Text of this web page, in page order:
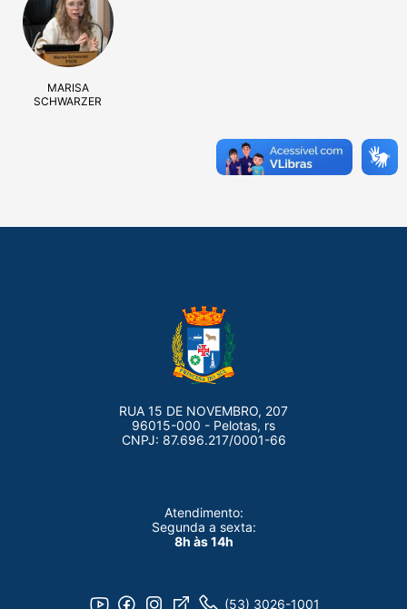
MARISA
SCHWARZER
RUA 15 DE NOVEMBRO, 207
96015-000 - Pelotas, rs
CNPJ: 87.696.217/0001-66
Atendimento:
Segunda a sexta:
8h às 14h
(53) 3026-1001